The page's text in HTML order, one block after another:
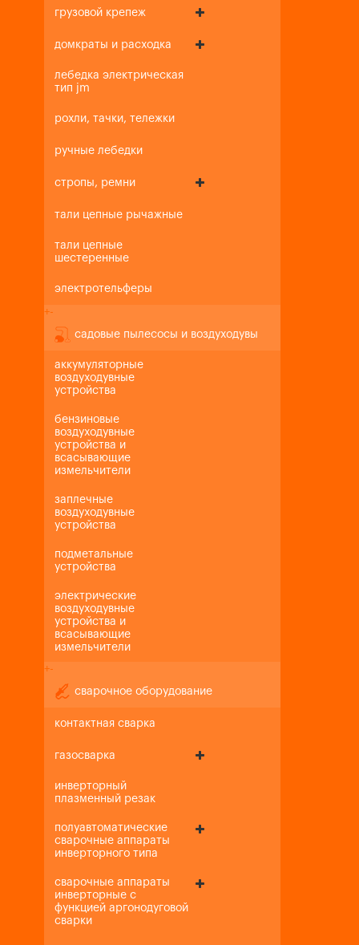
грузовой крепеж
домкраты и расходка
лебедка электрическая
тип jm
рохли, тачки, тележки
ручные лебедки
стропы, ремни
тали цепные рычажные
тали цепные
шестеренные
электротельферы
+-
садовые пылесосы и воздуходувы
аккумуляторные
воздуходувные
устройства
бензиновые
воздуходувные
устройства и
всасывающие
измельчители
заплечные
воздуходувные
устройства
подметальные
устройства
электрические
воздуходувные
устройства и
всасывающие
измельчители
+-
сварочное оборудование
контактная сварка
газосварка
инверторный
плазменный резак
полуавтоматические
сварочные аппараты
инверторного типа
сварочные аппараты
инверторные с
функцией аргонодуговой
сварки